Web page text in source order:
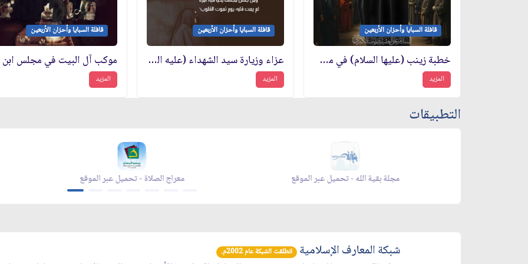
قافلة السبايا وأحزان الأربعين
خطبة زينب (عليها السلام) في مجلس يزيد: محاكمة الطغيان في عقر داره
المزيد
قافلة السبايا وأحزان الأربعين
عزاء وزيارة سيد الشهداء (عليه السلام)
المزيد
قافلة السبايا وأحزان الأربعين
موكب آل البيت في مجلس ابن
المزيد
التطبيقات
معراج الصلاة - تحميل عبر الموقع مجلة بقية الله - تحميل عبر الموقع
شبكة المعارف الإسلامية انطلقت الشبكة عام 2002م.